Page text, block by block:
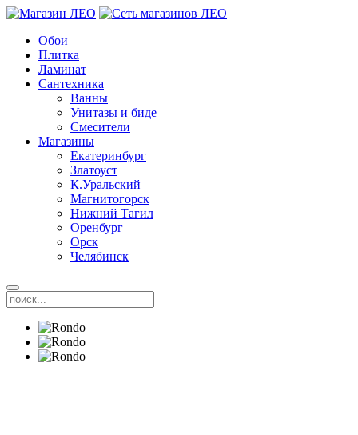
Обои
Плитка
Ламинат
Сантехника
Ванны
Унитазы и биде
Смесители
Магазины
Екатеринбург
Златоуст
К.Уральский
Магнитогорск
Нижний Тагил
Оренбург
Орск
Челябинск